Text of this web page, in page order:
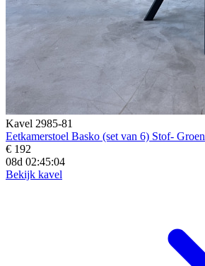
Kavel 2985-81
Eetkamerstoel Basko (set van 6) Stof- Groen
€ 192
08d 02:45:02
Bekijk kavel